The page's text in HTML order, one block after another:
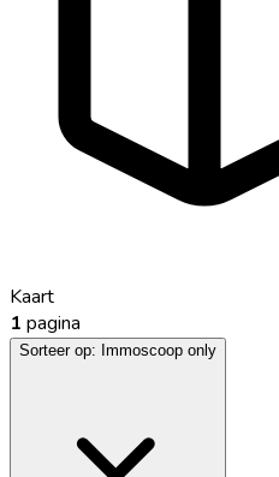
Kaart
1 pagina
Sorteer op: Immoscoop only